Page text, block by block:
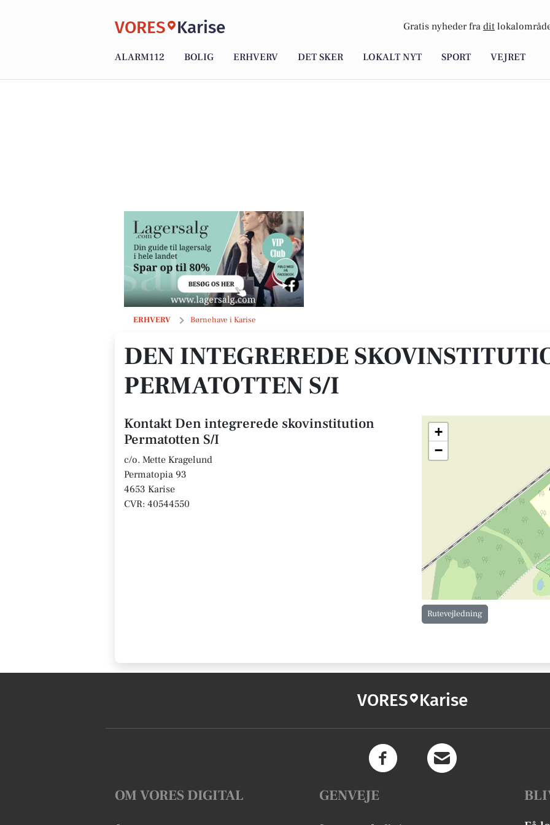
VORES Karise Gratis nyheder fra dit
ALARM112 BOLIG ERHVERV DET SKER LOKALT NYT SPORT VEJRET
ERHVERV Børnehave i Karise
Den integrerede skovinstitution Permatotten S/I
DEN INTEGREREDE
PERMATOTTEN S/I
Kontakt Den integrerede skovinstitution
Permatotten S/I
c/o. Mette Kragelund
Permatopia 93
4653 Karise
CVR: 40544550
+
−
Rutevejledning
VORES Karise
OM VORES DIGITAL GENVEJE